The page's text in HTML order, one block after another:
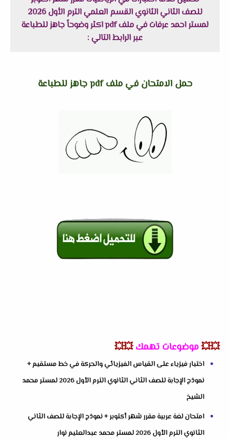
للصف الثاني الثانوي القسم العلمي الترم الأول 2026
لمستر احمد عرفات في ملف pdf اكثر وضوحاً جاهز للطباعة
عبر الرابط التالي :
حمل الامتحان في ملف pdf جاهز للطباعة
💥💥موضوعات تهمك 💥💥
اختبار فيزياء على القياس الفيزيائي والحركة في خط مستقيم +
نموذج الإجابة للصف الثاني الثانوي الترم الأول 2026 لمستر محمد
الشيخ
امتحان لغة عربية مقرر شهر أكتوبر + نموذج الإجابة للصف الثاني
الثانوي الترم الأول 2026 لمستر محمد عبدالعليم نوار